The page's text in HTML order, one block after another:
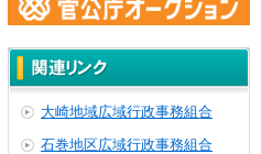
大崎地域広域行政事務組合
石巻地区広域行政事務組合